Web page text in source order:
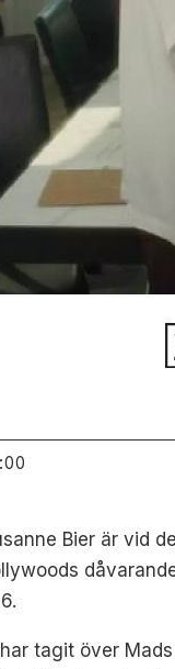
Bier är vid
tagit över